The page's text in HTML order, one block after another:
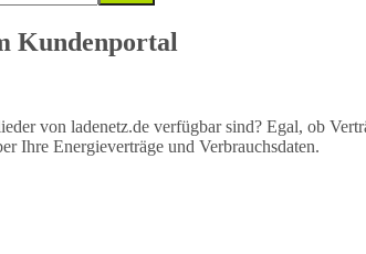
Kundenportal
von ladenetz.de verfügbar sind? Egal, ob
Ihre Energieverträge und Verbrauchsdaten.